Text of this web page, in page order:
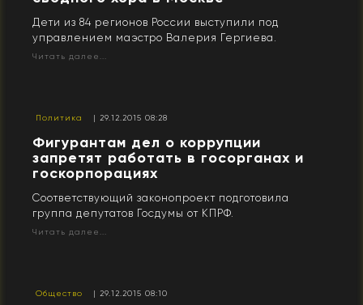
Дети из 84 регионов России выступили под
управлением маэстро Валерия Гергиева.
Читать далее...
Политика | 29.12.2015 08:28
Фигурантам дел о коррупции
запретят работать в госорганах и
госкорпорациях
Соответствующий законопроект подготовила
группа депутатов Госдумы от КПРФ.
Читать далее...
Общество | 29.12.2015 08:10